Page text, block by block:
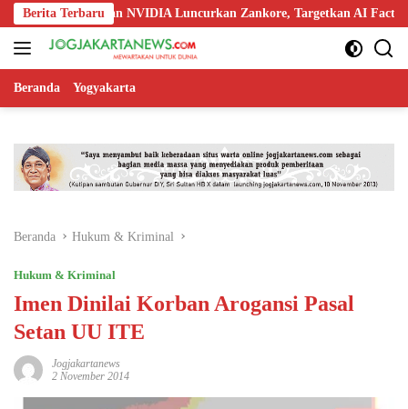
Langsung
ke
konten
Berita Terbaru
Nokia, dan NVIDIA Luncurkan Zankore, Targetkan AI Factory 1 GW
Beranda Yogyakarta
Beranda Hukum & Kriminal
Hukum & Kriminal
Imen Dinilai Korban Arogansi Pasal
Setan UU ITE
Jogjakartanews
2 November 2014